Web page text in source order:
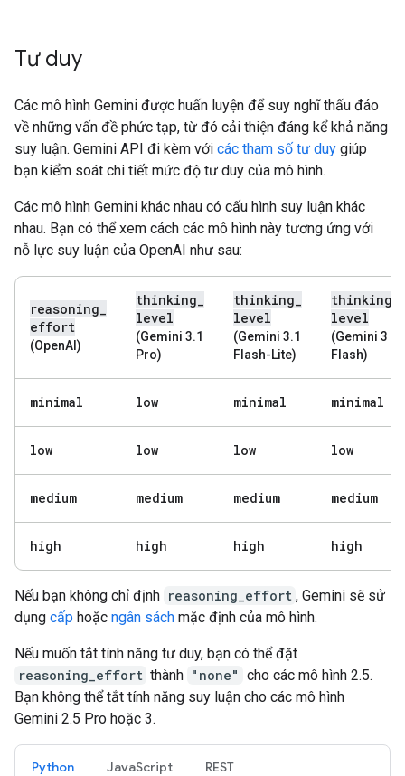
Tư duy
Các mô hình Gemini được huấn luyện để suy nghĩ thấu đáo
về những vấn đề phức tạp, từ đó cải thiện đáng kể khả năng
suy luận. Gemini API đi kèm với các tham số tư duy giúp
bạn kiểm soát chi tiết mức độ tư duy của mô hình.
Các mô hình Gemini khác nhau có cấu hình suy luận khác
nhau. Bạn có thể xem cách các mô hình này tương ứng với
nỗ lực suy luận của OpenAI như sau:
reasoning
effort
(OpenAI)
thinking
level
(Gemini 3.1
Pro)
thinking
level
(Gemini 3.1
Flash-Lite)
thinking
level
(Gemini 3
Flash)
minimal low minimal minimal
low low low low
medium medium medium medium
high high high high
Nếu bạn không chỉ định reasoning_effort , Gemini sẽ sử
dụng cấp hoặc ngân sách mặc định của mô hình.
Nếu muốn tắt tính năng tư duy, bạn có thể đặt
reasoning_effort thành "none" cho các mô hình 2.5.
Bạn không thể tắt tính năng suy luận cho các mô hình
Gemini 2.5 Pro hoặc 3.
Python JavaScript REST